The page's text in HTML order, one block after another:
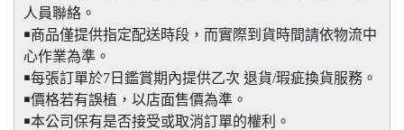
人員聯絡。
￭商品僅提供指定配送時段，而實際到貨時間請依物流中
心作業為準。
￭每張訂單於7日鑑賞期內提供乙次 退貨/瑕疵換貨服務。
￭價格若有誤植，以店面售價為準。
￭本公司保有是否接受或取消訂單的權利。